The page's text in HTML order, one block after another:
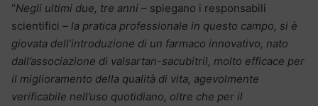
“Negli ultimi due, tre anni – spiegano i responsabili
scientifici – la pratica professionale in questo campo, si è
giovata dell’introduzione di un farmaco innovativo, nato
dall’associazione di valsartan-sacubitril, molto efficace per
il miglioramento della qualità di vita, agevolmente
verificabile nell’uso quotidiano, oltre che per il